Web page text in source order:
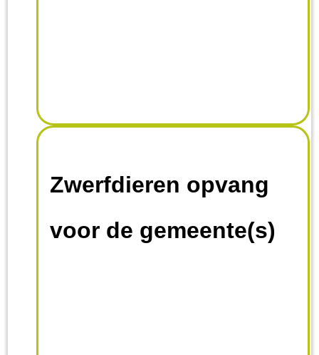
Zwerfdieren opvang
voor de gemeente(s)